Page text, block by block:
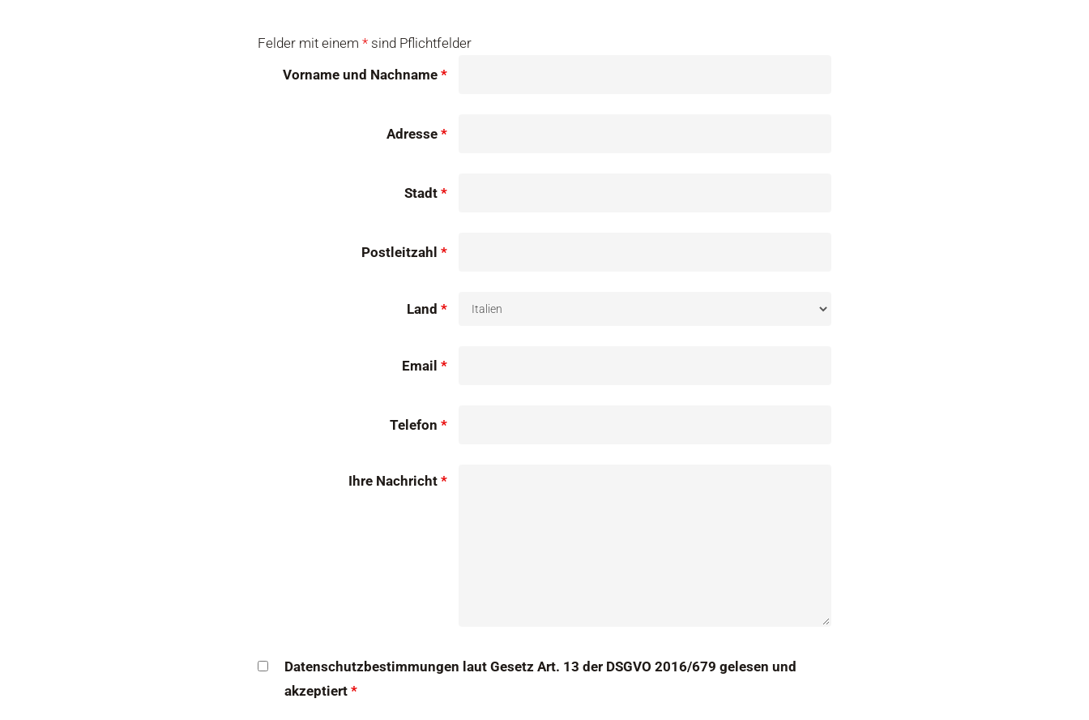
Drücken Sie zum Suchen die Eingabetaste oder zum Schließen die ESC-Taste
Felder mit einem* sind Pflichtfelder
Vorname und Nachname *
Adresse *
Stadt *
Postleitzahl *
Land *
Email *
Telefon *
Ihre Nachricht *
Datenschutzbestimmungen laut Gesetz Art. 13 der DSGVO 2016/679 gelesen und
akzeptiert*